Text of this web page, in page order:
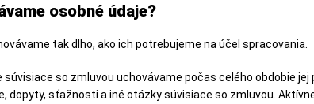
osobné údaje?
tak dlho, ako ich potrebujeme na účel spracovania.
súvisiace so zmluvou uchovávame počas celého obdobie
dopyty, sťažnosti a iné otázky súvisiace so zmluvou.